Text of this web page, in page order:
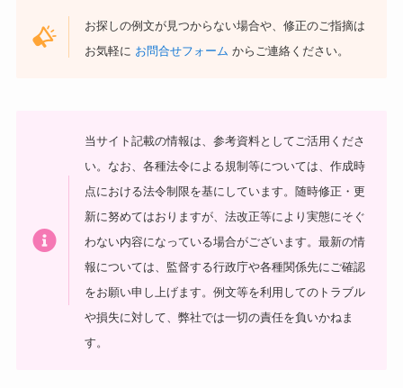
お探しの例文が見つからない場合や、修正のご指摘は
お気軽に お問合せフォーム からご連絡ください。
当サイト記載の情報は、参考資料としてご活用くださ
い。 なお、各種法令による規制等については、作成時
点における法令制限を基にしています。随時修正・更
新に努めてはおりますが、法改正等により実態にそぐ
わない内容になっている場合がございます。最新の情
報については、監督する行政庁や各種関係先にご確認
をお願い申し上げます。例文等を利用してのトラブル
や損失に対して、弊社では一切の責任を負いかねま
す。